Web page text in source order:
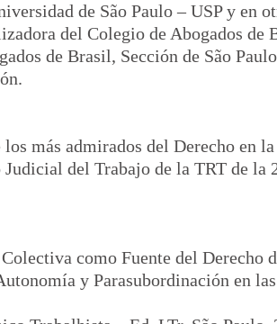
de São Paulo – USP y en
del Colegio de Abogados de
de Brasil, Sección de São
más admirados del Derecho en
del Trabajo de la TRT de la
como Fuente del Derecho
y Parasubordinación en